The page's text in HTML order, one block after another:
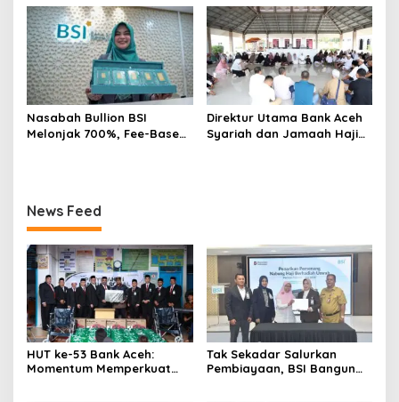
Ramah Lingkungan
Pintar bagi PNS Menjelang
Pensiun
Nasabah Bullion BSI
Melonjak 700%, Fee-Based
Direktur Utama Bank Aceh
Syariah dan Jamaah Haji
News Feed
HUT ke-53 Bank Aceh:
Momentum Memperkuat
Tak Sekadar Salurkan
Pembiayaan, BSI Bangun